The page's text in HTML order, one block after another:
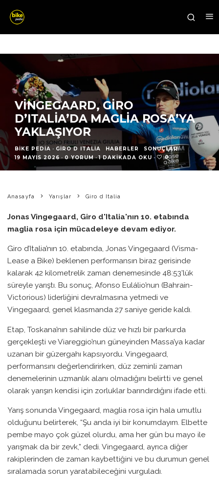
VINGEGAARD, GIRO
D’ITALIA’DA MAGLIA ROSA’YA
YAKLAŞIYOR
BIKE PEDIA · GIRO D ITALIA HABERLER SONUÇLAR ·
19 MAYIS 2026 · 0 YORUM · 1 DAKIKADA OKU · 0
Anasayfa Yarışlar Giro d Italia
Jonas Vingegaard, Giro d'Italia'nın 10. etabında
maglia rosa için mücadeleye devam ediyor.
Giro d’Italia’nın 10. etabında, Jonas Vingegaard (Visma-
Lease a Bike) beklenen performansın biraz gerisinde
kalarak 42 kilometrelik zaman denemesinde 48:53’lük
süreyle yarıştı. Bu sonuç, Afonso Eulálio’nun (Bahrain-
Victorious) liderliğini devralmasına yetmedi ve
Vingegaard, genel klasmanda 27 saniye geride kaldı.
Etap, Toskana’nın sahilinde düz ve hızlı bir parkurda
gerçekleşti ve Viareggio’nun güneyinden Massa’ya kadar
uzanan bir güzergahı kapsıyordu. Vingegaard,
performansını değerlendirirken, düz zeminli zaman
denemelerinin uzmanlık alanı olmadığını belirtti ve genel
olarak yarışın kendisi için zorluklar barındırdığını ifade etti.
Yarış sonunda Vingegaard, maglia rosa için hala umutlu
olduğunu belirterek, “Şu anda iyi bir konumdayım. Elbette
pembe mayo çok güzel olurdu, ama her gün bu mayo ile
yarışmak da bir zevk,” dedi. Vingegaard, ayrıca diğer
rakiplerinden de zaman kaybettiğini ve bu durumun genel
sıralamada sorun yaratabileceğini vurguladı.